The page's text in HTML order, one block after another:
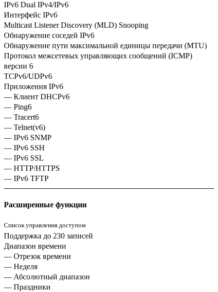
IPv6 Dual IPv4/IPv6
Интерфейс IPv6
Multicast Listener Discovery (MLD) Snooping
Обнаружение соседей IPv6
Обнаружение пути максимальной единицы передачи (MTU)
Протокол межсетевых управляющих сообщений (ICMP)
версии 6
TCPv6/UDPv6
Приложения IPv6
— Клиент DHCPv6
— Ping6
— Tracert6
— Telnet(v6)
— IPv6 SNMP
— IPv6 SSH
— IPv6 SSL
— HTTP/HTTPS
— IPv6 TFTP
Расширенные функции
Список управления доступом
Поддержка до 230 записей
Диапазон времени
— Отрезок времени
— Неделя
— Абсолютный диапазон
— Праздники